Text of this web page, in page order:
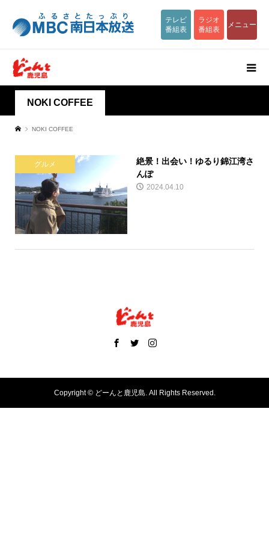
テレビ
番組表
ラジオ
番組表
メニュー
NOKI COFFEE
NOKI COFFEE
グルメ
絶景！出会い！ゆるり錦江湾さ
んぽ
2024.04.10
Copyright ©どーんと鹿児島. All Rights Reserved.